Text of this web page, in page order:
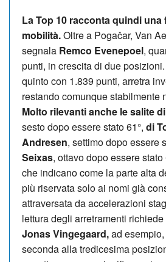
La Top 10 racconta quindi una
mobilità.Oltre a Pogačar, Van
segnala Remco Evenepoel,
punti, in crescita di due posizioni.
quinto con 1.839 punti, arretra
restando comunque stabilmente
Molto rilevanti anche le salite
sesto dopo essere stato 61°, di
Andresen, settimo dopo essere
Seixas, ottavo dopo essere
che indicano come la parte alta
più riservata solo ai nomi già
attraversata da accelerazioni
lettura degli arretramenti
Jonas Vingegaard,ad
seconda alla tredicesima